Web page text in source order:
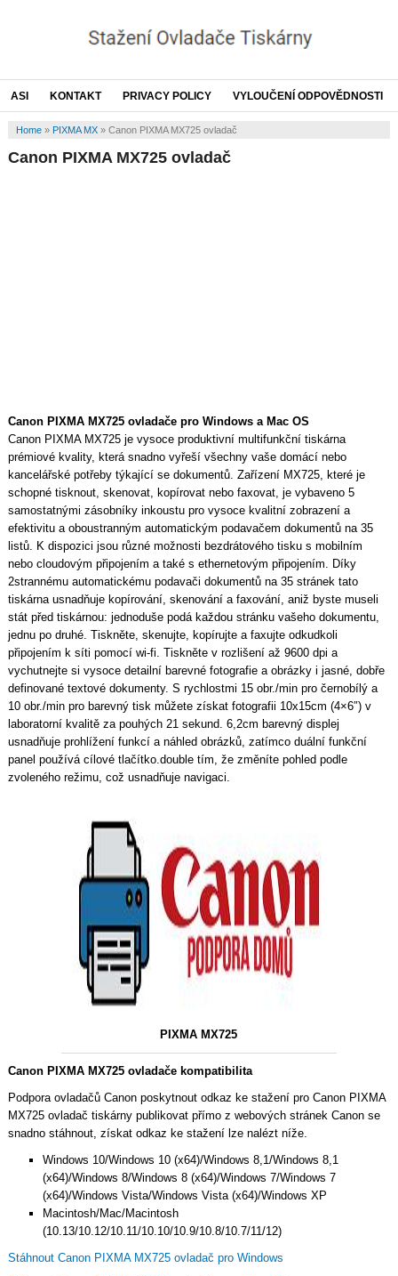
ASI KONTAKT PRIVACY POLICY VYLOUČENÍ ODPOVĚDNOSTI
Home» PIXMA MX» Canon PIXMA MX725 ovladač
Canon PIXMA MX725 ovladač
Canon PIXMA MX725 ovladače pro Windows a Mac OS
Canon PIXMA MX725 je vysoce produktivní multifunkční tiskárna
prémiové kvality, která snadno vyřeší všechny vaše domácí nebo
kancelářské potřeby týkající se dokumentů. Zařízení MX725, které je
schopné tisknout, skenovat, kopírovat nebo faxovat, je vybaveno 5
samostatnými zásobníky inkoustu pro vysoce kvalitní zobrazení a
efektivitu a oboustranným automatickým podavačem dokumentů na 35
listů. K dispozici jsou různé možnosti bezdrátového tisku s mobilním
nebo cloudovým připojením a také s ethernetovým připojením. Díky
2strannému automatickému podavači dokumentů na 35 stránek tato
tiskárna usnadňuje kopírování, skenování a faxování, aniž byste museli
stát před tiskárnou: jednoduše podá každou stránku vašeho dokumentu,
jednu po druhé. Tiskněte, skenujte, kopírujte a faxujte odkudkoli
připojením k síti pomocí wi-fi. Tiskněte v rozlišení až 9600 dpi a
vychutnejte si vysoce detailní barevné fotografie a obrázky i jasné, dobře
definované textové dokumenty. S rychlostmi 15 obr./min pro černobílý a
10 obr./min pro barevný tisk můžete získat fotografii 10x15cm (4×6″) v
laboratorní kvalitě za pouhých 21 sekund. 6,2cm barevný displej
usnadňuje prohlížení funkcí a náhled obrázků, zatímco duální funkční
panel používá cílové tlačítko.double tím, že změníte pohled podle
zvoleného režimu, což usnadňuje navigaci.
PIXMA MX725
Canon PIXMA MX725 ovladače kompatibilita
Podpora ovladačů Canon poskytnout odkaz ke stažení pro Canon PIXMA
MX725 ovladač tiskárny publikovat přímo z webových stránek Canon se
snadno stáhnout, získat odkaz ke stažení lze nalézt níže.
Windows 10/Windows 10 (x64)/Windows 8,1/Windows 8,1
(x64)/Windows 8/Windows 8 (x64)/Windows 7/Windows 7
(x64)/Windows Vista/Windows Vista (x64)/Windows XP
Macintosh/Mac/Macintosh
(10.13/10.12/10.11/10.10/10.9/10.8/10.7/11/12)
Stáhnout Canon PIXMA MX725 ovladač pro Windows